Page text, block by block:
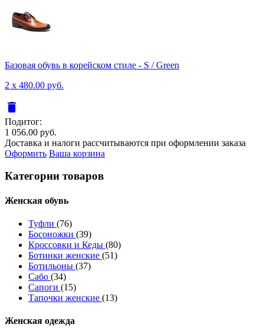
Базовая обувь в корейском стиле - S / Green
2 x 480.00 руб.
delete
Подитог:
1 056.00 руб.
Доставка и налоги рассчитываются при оформлении заказа
Оформить Ваша корзина
Категории товаров
Женcкая обувь
Туфли (76)
Босоножки (39)
Кроссовки и Кеды (80)
Ботинки женские (51)
Ботильоны (37)
Сабо (34)
Сапоги (15)
Тапочки женские (13)
Женская одежда